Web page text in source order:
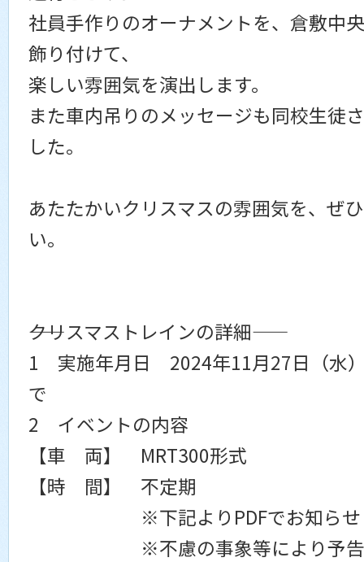
社員手作りのオーナメントを、倉敷中
飾り付けて、
楽しい雰囲気を演出します。
また車内吊りのメッセージも同校生徒
した。
あたたかいクリスマスの雰囲気を、ぜ
い。
――クリスマストレインの詳細――
1 実施年月日 2024年11月27日（水
で
2 イベントの内容
【車 両】 MRT300形式
【時 間】 不定期
※下記よりPDFでお知らせ
※不慮の事象等により予告な